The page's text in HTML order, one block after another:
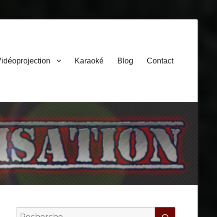
Karaoké Blog Contact
Search